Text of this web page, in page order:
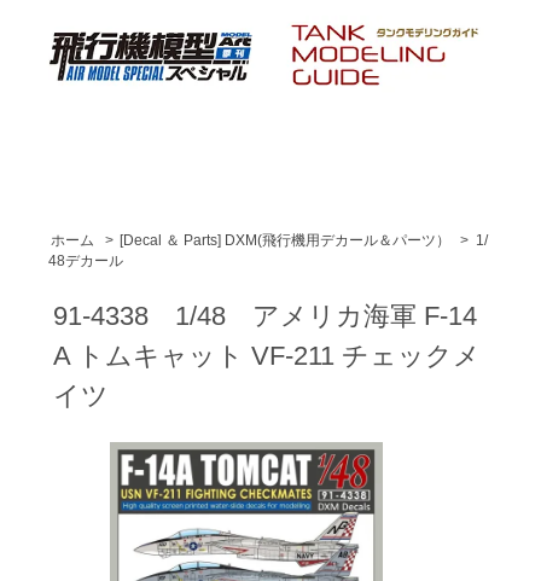
ホーム > [Decal ＆ Parts] DXM(飛行機用デカール＆パーツ） > 1/
48デカール
91-4338 1/48 アメリカ海軍 F-14
A トムキャット VF-211 チェックメ
イツ